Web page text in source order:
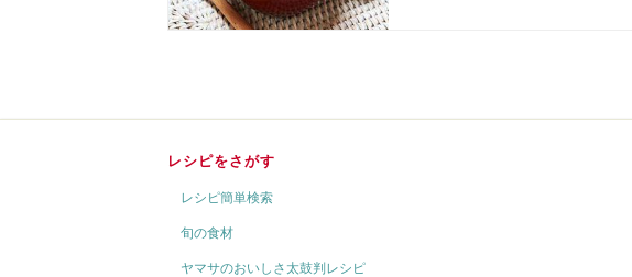
レシピをさがす
レシピ簡単検索
旬の食材
ヤマサのおいしさ太鼓判レシピ